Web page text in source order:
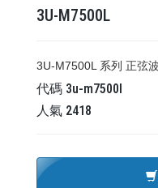
3U-M7500L
3U-M7500L 系列 正弦
代碼 3u-m7500l
人氣 2418